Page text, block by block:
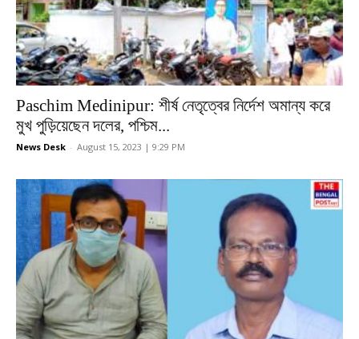
Paschim Medinipur: শীর্ষ নেতৃত্বের নির্দেশ অমান্য করে
মুখ পুড়িয়েছেন দলের, পশ্চিম...
News Desk - August 15, 2023 | 9:29 PM